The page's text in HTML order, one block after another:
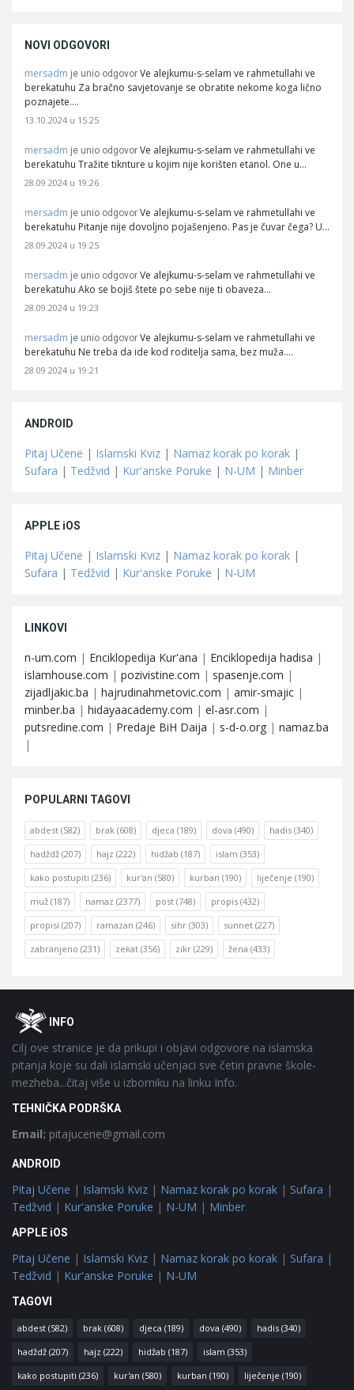
NOVI ODGOVORI
mersadm je unio odgovor Ve alejkumu-s-selam ve rahmetullahi ve
berekatuhu Za bračno savjetovanje se obratite nekome koga lično
poznajete.…
13.10.2024 u 15:25
mersadm je unio odgovor Ve alejkumu-s-selam ve rahmetullahi ve
berekatuhu Tražite tiknture u kojim nije korišten etanol. One u…
28.09.2024 u 19:26
mersadm je unio odgovor Ve alejkumu-s-selam ve rahmetullahi ve
berekatuhu Pitanje nije dovoljno pojašenjeno. Pas je čuvar čega? U…
28.09.2024 u 19:25
mersadm je unio odgovor Ve alejkumu-s-selam ve rahmetullahi ve
berekatuhu Ako se bojiš štete po sebe nije ti obaveza…
28.09.2024 u 19:23
mersadm je unio odgovor Ve alejkumu-s-selam ve rahmetullahi ve
berekatuhu Ne treba da ide kod roditelja sama, bez muža.…
28.09.2024 u 19:21
ANDROID
Pitaj Učene | Islamski Kviz | Namaz korak po korak |
Sufara | Tedžvid | Kur'anske Poruke | N-UM | Minber
APPLE iOS
Pitaj Učene | Islamski Kviz | Namaz korak po korak |
Sufara | Tedžvid | Kur'anske Poruke | N-UM
LINKOVI
n-um.com | Enciklopedija Kur'ana | Enciklopedija hadisa |
islamhouse.com | pozivistine.com | spasenje.com |
zijadljakic.ba | hajrudinahmetovic.com | amir-smajic |
minber.ba | hidayaacademy.com | el-asr.com |
putsredine.com | Predaje BiH Daija | s-d-o.org | namaz.ba
|
POPULARNI TAGOVI
abdest (582) brak (608) djeca (189) dova (490) hadis (340)
hadždž (207) hajz (222) hidžab (187) islam (353)
kako postupiti (236) kur'an (580) kurban (190) liječenje (190)
muž (187) namaz (2377) post (748) propis (432)
propisi (207) ramazan (246) sihr (303) sunnet (227)
zabranjeno (231) zekat (356) zikr (229) žena (433)
FooterOINFO
Cilj ove stranice je da prikupi i objavi odgovore na islamska
pitanja koje su dali islamski učenjaci sve četiri pravne škole-
mezheba...čitaj više u izborniku na linku Info.
TEHNIČKA PODRŠKA
Email: pitajucene@gmail.com
ANDROID
Pitaj Učene | Islamski Kviz | Namaz korak po korak | Sufara |
Tedžvid | Kur'anske Poruke | N-UM | Minber
APPLE iOS
Pitaj Učene | Islamski Kviz | Namaz korak po korak | Sufara |
Tedžvid | Kur'anske Poruke | N-UM
TAGOVI
abdest (582) brak (608) djeca (189) dova (490) hadis (340)
hadždž (207) hajz (222) hidžab (187) islam (353)
kako postupiti (236) kur'an (580) kurban (190) liječenje (190)